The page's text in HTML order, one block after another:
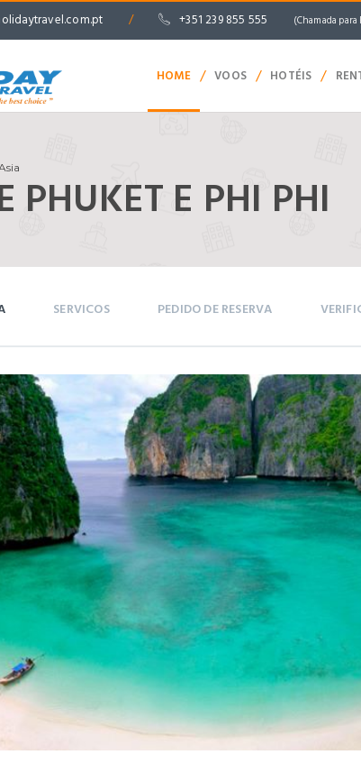
/ +351 239 855 555 (Chamada
HOME / VOOS / HOTÉIS /
PHUKET E PHI PHI
SERVICOS PEDIDO DE RESERVA